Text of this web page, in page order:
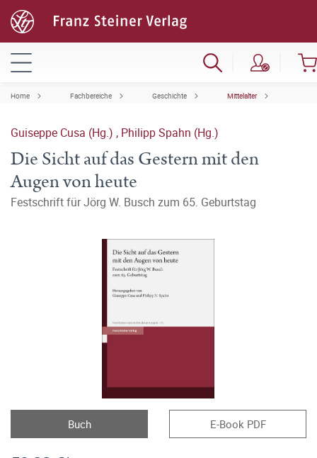
Home Fachbereiche Geschichte Mittelalter
Guiseppe Cusa (Hg.) , Philipp Spahn (Hg.)
Die Sicht auf das Gestern mit den
Augen von heute
Festschrift für Jörg W. Busch zum 65. Geburtstag
Buch E-Book PDF